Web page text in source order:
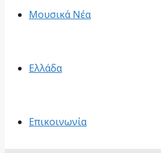
Μουσικά Νέα
Ελλάδα
Επικοινωνία